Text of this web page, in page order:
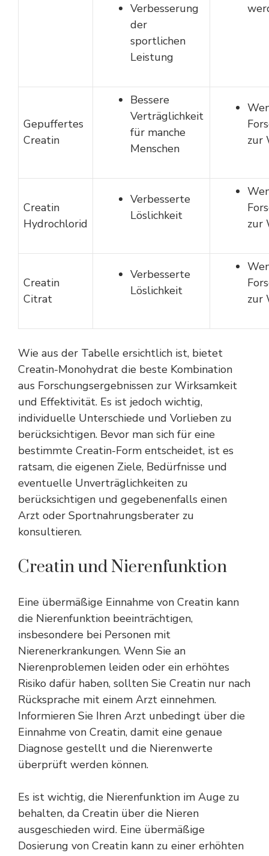
Verbesserung
der
sportlichen
Leistung
Gepuffertes
Creatin
Bessere
Verträglichkeit
für manche
Menschen
zur
Creatin
Hydrochlorid
Verbesserte
Löslichkeit
zur
Creatin
Citrat
Verbesserte
Löslichkeit
zur
Wie aus der Tabelle ersichtlich ist, bietet
Creatin-Monohydrat die beste Kombination
aus Forschungsergebnissen zur Wirksamkeit
und Effektivität. Es ist jedoch wichtig,
individuelle Unterschiede und Vorlieben zu
berücksichtigen. Bevor man sich für eine
bestimmte Creatin-Form entscheidet, ist es
ratsam, die eigenen Ziele, Bedürfnisse und
eventuelle Unverträglichkeiten zu
berücksichtigen und gegebenenfalls einen
Arzt oder Sportnahrungsberater zu
konsultieren.
Creatin und Nierenfunktion
Eine übermäßige Einnahme von Creatin kann
die Nierenfunktion beeinträchtigen,
insbesondere bei Personen mit
Nierenerkrankungen. Wenn Sie an
Nierenproblemen leiden oder ein erhöhtes
Risiko dafür haben, sollten Sie Creatin nur nach
Rücksprache mit einem Arzt einnehmen.
Informieren Sie Ihren Arzt unbedingt über die
Einnahme von Creatin, damit eine genaue
Diagnose gestellt und die Nierenwerte
überprüft werden können.
Es ist wichtig, die Nierenfunktion im Auge zu
behalten, da Creatin über die Nieren
ausgeschieden wird. Eine übermäßige
Dosierung von Creatin kann zu einer erhöhten